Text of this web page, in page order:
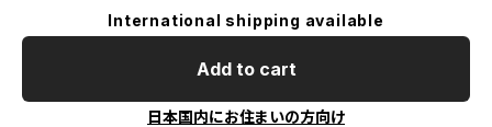
International shipping available
Add to cart
日本国内にお住まいの方向け